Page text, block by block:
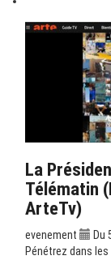
La
Télématin
ArteTv)
evenement
Du
Pénétrez dans